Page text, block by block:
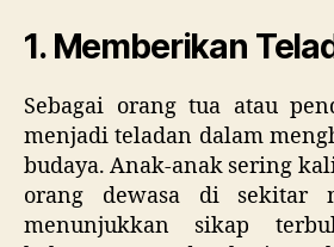
1. Memberikan
Sebagai orang tua atau
menjadi teladan dalam
budaya. Anak-anak sering
orang dewasa di sekitar
menunjukkan sikap